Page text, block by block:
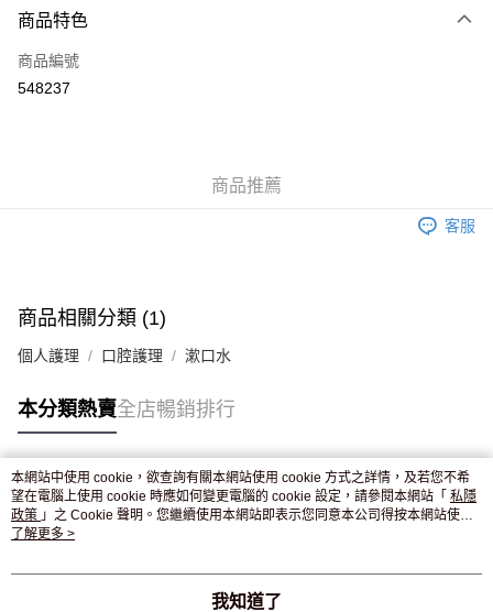
信用卡
Apple Pay
付款後門市自取，訂單確認後2-4個工作天到店，7天內取。逾期後
商品特色
商品編號
548237
商品推薦
客服
商品相關分類 (1)
個人護理 口腔護理 漱口水
本分類熱賣全店暢銷排行
熱門標籤
熱銷排行
本網站中使用 cookie，欲查詢有關本網站使用 cookie 方式之詳情，及若您不希
望在電腦上使用 cookie 時應如何變更電腦的 cookie 設定，請參閱本網站「 私隱
政策 」之 Cookie 聲明。您繼續使用本網站即表示您同意本公司得按本網站使用
條款之 Cookie 聲明使用 cookie。
了解更多 >
我知道了